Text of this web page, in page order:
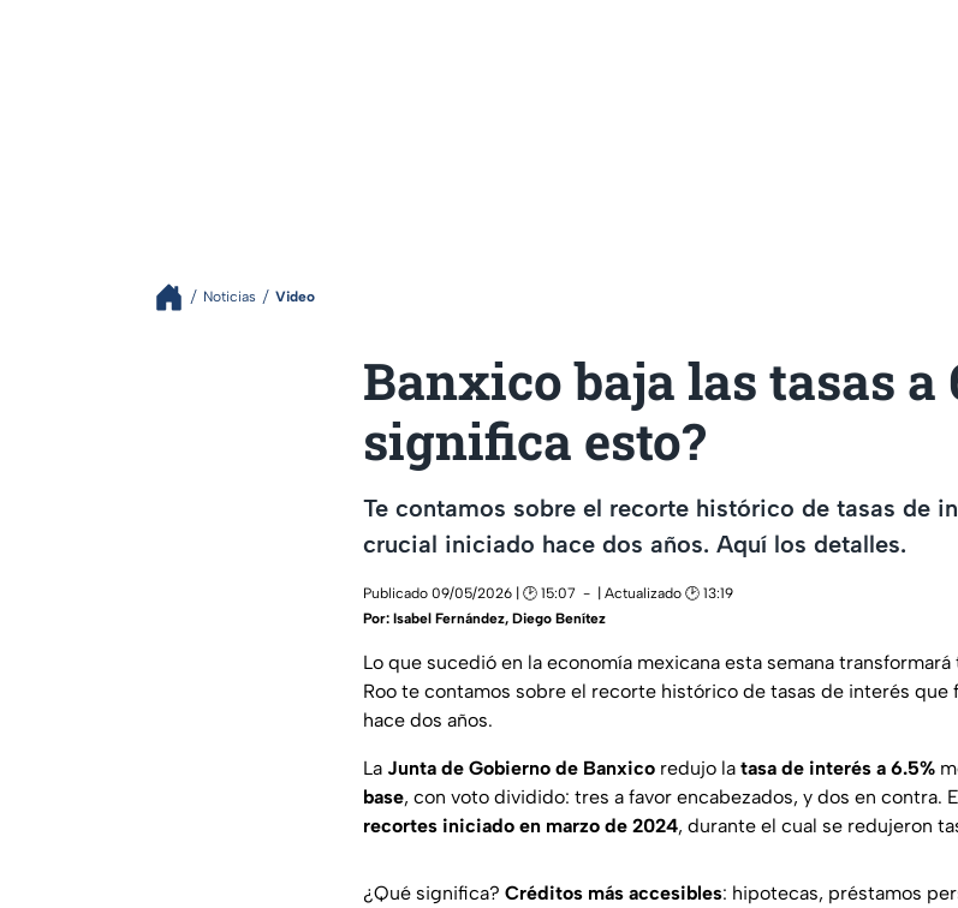
Noticias Video
Banxico baja las tasas a
significa esto?
Te contamos sobre el recorte histórico de tasas de
crucial iniciado hace dos años. Aquí los detalles.
Publicado 09/05/2026 | 🕑 15:07
| Actualizado 🕑 13:19
Por: Isabel Fernández, Diego Benítez
Lo que sucedió en la economía mexicana esta semana
Roo te contamos sobre el recorte histórico de tasas de interés
hace dos años.
La Junta de Gobierno de Banxico redujo la tasa de interés a 6.5%
base, con voto dividido: tres a favor encabezados, y dos en contra.
recortes iniciado en marzo de 2024, durante el cual se redujeron
¿Qué significa? Créditos más accesibles: hipotecas, préstamos